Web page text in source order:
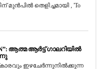
മുൻപിൽ തെളിച്ചമായി , 'To
ആത്മ ആർട്ട് ഗാലറിയിൽ
ഇഴചേർന്നുനിൽക്കുന്ന